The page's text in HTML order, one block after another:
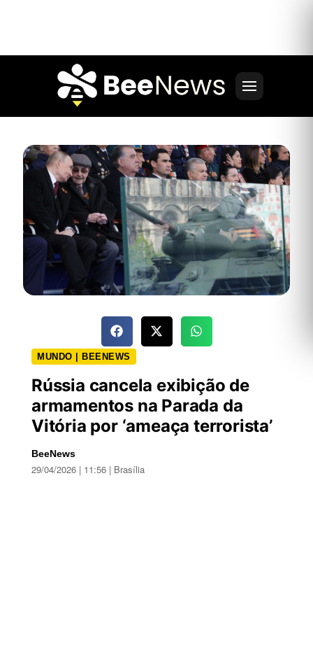
MUNDO | BEENEWS
Rússia cancela exibição de
armamentos na Parada da
Vitória por ‘ameaça terrorista’
BeeNews
29/04/2026 | 11:56 | Brasília